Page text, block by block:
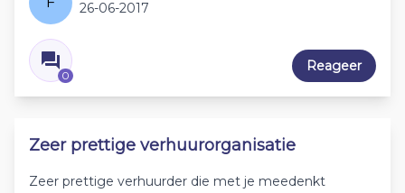
26-06-2017
0
Reageer
Zeer prettige verhuurorganisatie
Zeer prettige verhuurder die met je meedenkt